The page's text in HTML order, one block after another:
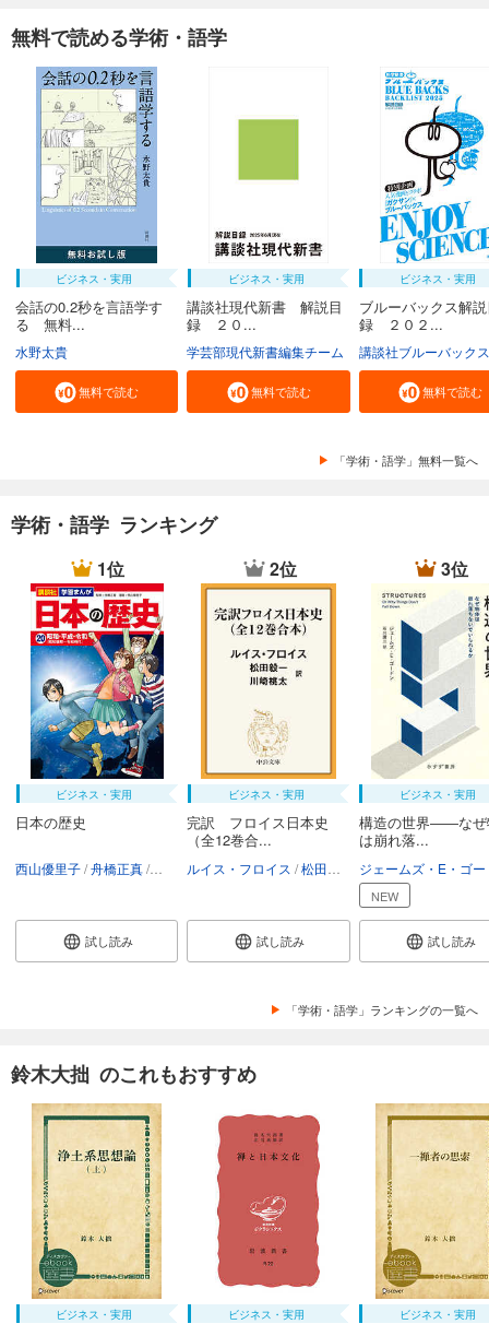
無料で読める学術・語学
ビジネス・実用
会話の0.2秒を言語学す
る 無料...
水野太貴
無料で読む
ビジネス・実用
講談社現代新書 解説目
録 ２０...
学芸部現代新書編集チーム
無料で読む
ビジネス・実用
ブルーバックス解
録 ２０２...
講談社ブルーバックス
無料で読む
「学術・語学」無料一覧へ
学術・語学 ランキング
1位
ビジネス・実用
日本の歴史
西山優里子 舟橋正真 講談社
試し読み
2位
ビジネス・実用
完訳 フロイス日本史
（全12巻合...
ルイス・フロイス 松田毅一 川崎桃太
試し読み
3位
ビジネス・実用
構造の世界――なぜ
は崩れ落...
NEW
試し読み
「学術・語学」ランキングの一覧へ
鈴木大拙 のこれもおすすめ
ビジネス・実用 ビジネス・実用 ビジネス・実用